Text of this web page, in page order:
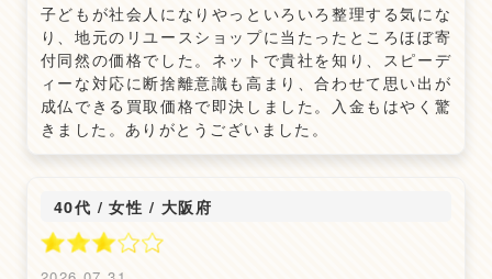
子どもが社会人になりやっといろいろ整理する気にな
り、地元のリユースショップに当たったところほぼ寄
付同然の価格でした。ネットで貴社を知り、スピーデ
ィーな対応に断捨離意識も高まり、合わせて思い出が
成仏できる買取価格で即決しました。入金もはやく驚
きました。ありがとうございました。
40代 / 女性 / 大阪府